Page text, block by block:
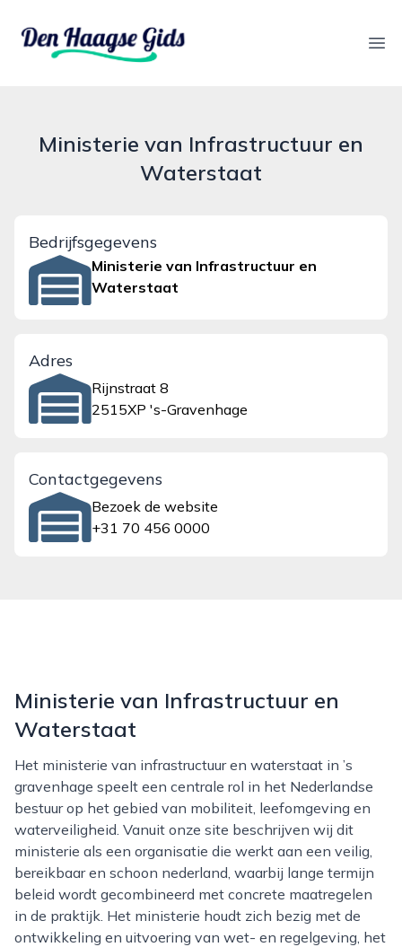
denhaagsegids.nl
Ministerie van Infrastructuur en
Waterstaat
Bedrijfsgegevens
Ministerie van Infrastructuur en
Waterstaat
Adres
Rijnstraat 8
2515XP 's-Gravenhage
Contactgegevens
Bezoek de website
+31 70 456 0000
Ministerie van Infrastructuur en
Waterstaat
Het ministerie van infrastructuur en waterstaat in ’s
gravenhage speelt een centrale rol in het Nederlandse
bestuur op het gebied van mobiliteit, leefomgeving en
waterveiligheid. Vanuit onze site beschrijven wij dit
ministerie als een organisatie die werkt aan een veilig,
bereikbaar en schoon nederland, waarbij lange termijn
beleid wordt gecombineerd met concrete maatregelen
in de praktijk. Het ministerie houdt zich bezig met de
ontwikkeling en uitvoering van wet- en regelgeving, het